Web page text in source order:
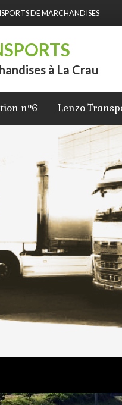
DE MARCHANDISES
à La Crau
n°6 Lenzo